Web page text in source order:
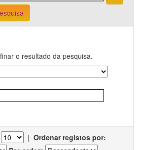
o resultado da pesquisa.
| Ordenar registos por: